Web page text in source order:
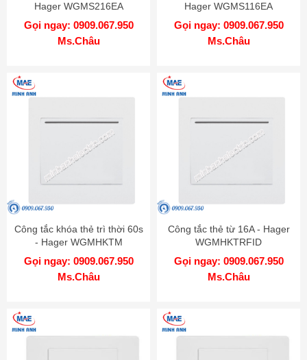
Hager WGMS216EA
Gọi ngay: 0909.067.950
Ms.Châu
Hager WGMS116EA
Gọi ngay: 0909.067.950
Ms.Châu
Công tắc khóa thẻ trì thời 60s
- Hager WGMHKTM
Gọi ngay: 0909.067.950
Ms.Châu
Công tắc thẻ từ 16A - Hager
WGMHKTRFID
Gọi ngay: 0909.067.950
Ms.Châu